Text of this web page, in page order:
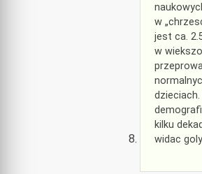
w
jest ca.
w
kilku
widac